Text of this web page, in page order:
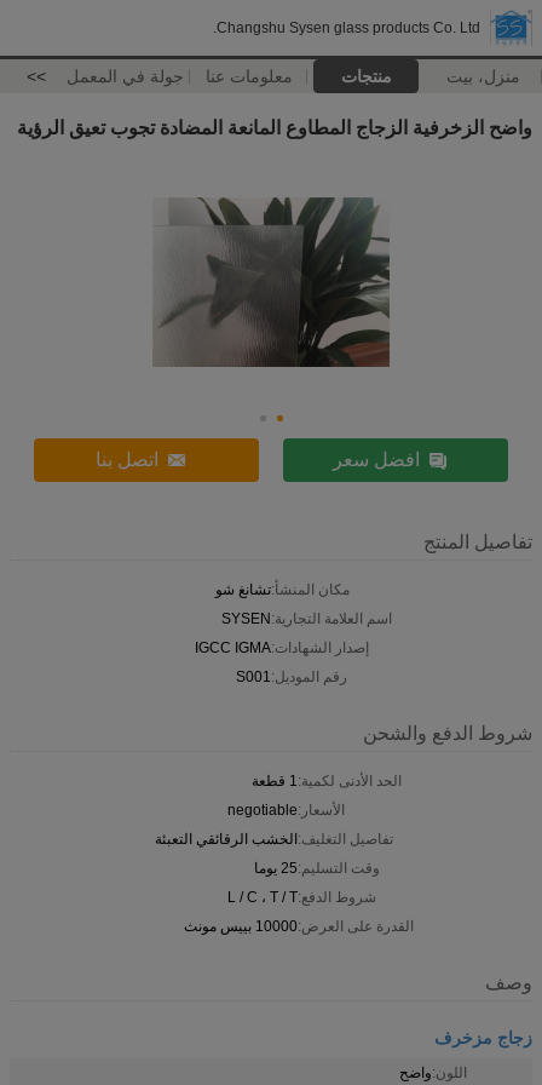
Changshu Sysen glass products Co. Ltd.
منزل، بيت منتجات معلومات عنا جولة في المعمل >>
واضح الزخرفية الزجاج المطاوع المانعة المضادة تجوب تعيق الرؤية
افضل سعر اتصل بنا
تفاصيل المنتج
مكان المنشأ:تشانغ شو
اسم العلامة التجارية:SYSEN
إصدار الشهادات:IGCC IGMA
رقم الموديل:S001
شروط الدفع والشحن
الحد الأدنى لكمية:1 قطعة
الأسعار:negotiable
تفاصيل التغليف:الخشب الرقائقي التعبئة
وقت التسليم:25 يوما
شروط الدفع:L / C ، T / T
القدرة على العرض:10000 بييس مونث
وصف
زجاج مزخرف
اللون:واضح